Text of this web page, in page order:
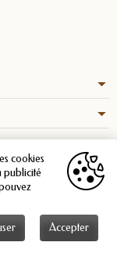
cookies
publicité
Accepter